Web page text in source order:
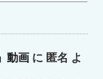
動画 に 匿名 よ